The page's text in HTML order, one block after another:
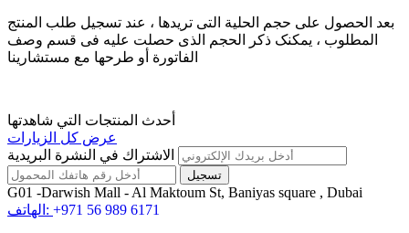
بعد الحصول على حجم الحلیة التی تریدها ، عند تسجیل طلب المنتج
المطلوب ، یمکنک ذکر الحجم الذی حصلت علیه فی قسم وصف
الفاتورة أو طرحها مع مستشارینا
أحدث المنتجات التي شاهدتها
عرض كل الزيارات
الاشتراك في النشرة البريدية
G01 -Darwish Mall - Al Maktoum St, Baniyas square , Dubai
الهاتف: +971 56 989 6171